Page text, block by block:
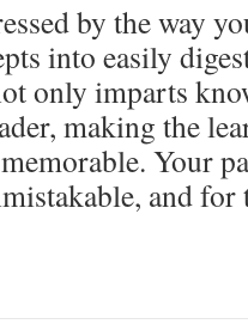
by the way
into easily
only imparts
making the
Your
and for